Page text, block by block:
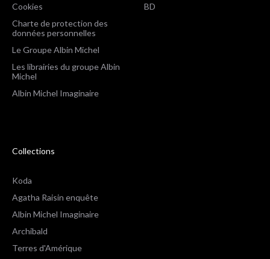
Cookies
Charte de protection des
données personnelles
Le Groupe Albin Michel
Les librairies du groupe Albin
Michel
Albin Michel Imaginaire
BD
Collections
Koda
Agatha Raisin enquête
Albin Michel Imaginaire
Archibald
Terres d'Amérique